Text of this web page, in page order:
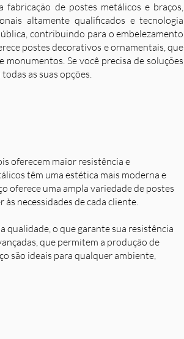
fabricação de postes metálicos e braços,
altamente qualificados e tecnologia
contribuindo para o embelezamento
postes decorativos e ornamentais, que
Se você precisa de soluções
as suas opções.
oferecem maior resistência e
têm uma estética mais moderna e
oferece uma ampla variedade de postes
necessidades de cada cliente.
qualidade, o que garante sua resistência
que permitem a produção de
são ideais para qualquer ambiente,